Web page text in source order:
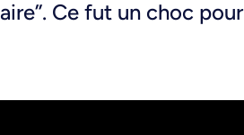
Ce fut un choc pour